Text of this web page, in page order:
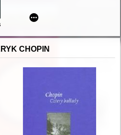
i konfederatka : o modzie czasów
CHOPIN